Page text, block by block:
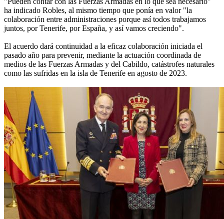
ha indicado Robles, al mismo tiempo que ponía en valor "la
colaboración entre administraciones porque así todos trabajamos
juntos, por Tenerife, por España, y así vamos creciendo".
El acuerdo dará continuidad a la eficaz colaboración iniciada el
pasado año para prevenir, mediante la actuación coordinada de
medios de las Fuerzas Armadas y del Cabildo, catástrofes naturales
como las sufridas en la isla de Tenerife en agosto de 2023.